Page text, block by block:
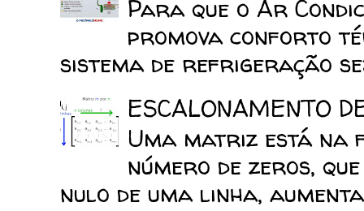
Para que o Ar
promova conforto
sistema de refrigeração
ESCALONAMENTO
Uma matriz está na
número de zeros,
nulo de uma linha,